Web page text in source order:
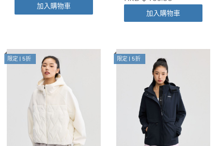
加入購物車
加入購物車
限定 | 5折 限定 | 5折